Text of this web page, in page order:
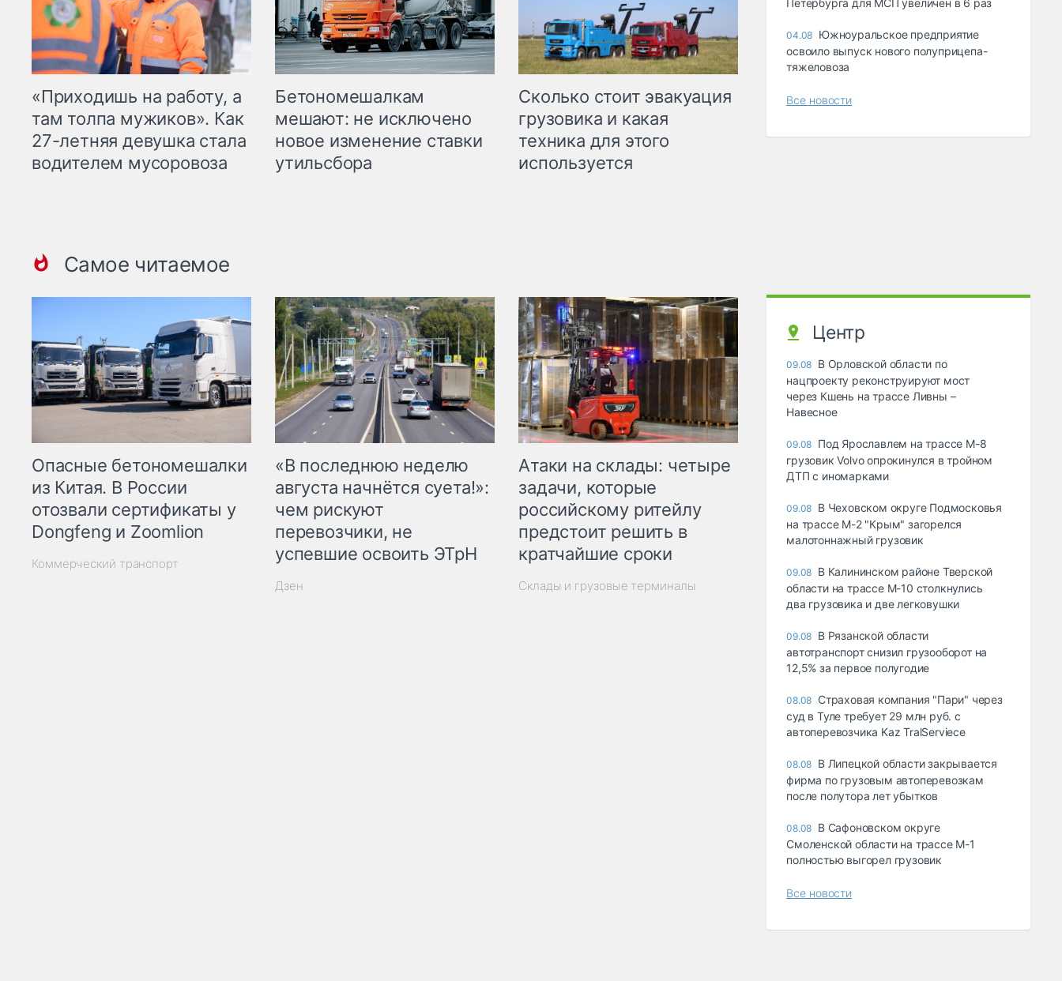
«Приходишь на работу, а
там толпа мужиков». Как
27-летняя девушка стала
водителем мусоровоза
Бетономешалкам
мешают: не исключено
новое изменение ставки
утильсбора
Сколько стоит эвакуация
грузовика и какая
техника для этого
используется
Самое читаемое
Опасные бетономешалки
из Китая. В России
отозвали сертификаты у
Dongfeng и Zoomlion
Коммерческий транспорт
«В последнюю неделю
августа начнётся суета!»:
чем рискуют
перевозчики, не
успевшие освоить ЭТрН
Дзен
Атаки на склады: четыре
задачи, которые
российскому ритейлу
предстоит решить в
кратчайшие сроки
Склады и грузовые терминалы
Петербурга для МСП увеличен в 6 раз
04.08 Южноуральское предприятие
освоило выпуск нового полуприцепа-
тяжеловоза
Все новости
Центр
09.08 В Орловской области по
нацпроекту реконструируют мост
через Кшень на трассе Ливны –
Навесное
09.08 Под Ярославлем на трассе М-8
грузовик Volvo опрокинулся в тройном
ДТП с иномарками
09.08 В Чеховском округе Подмосковья
на трассе М-2 "Крым" загорелся
малотоннажный грузовик
09.08 В Калининском районе Тверской
области на трассе М-10 столкнулись
два грузовика и две легковушки
09.08 В Рязанской области
автотранспорт снизил грузооборот на
12,5% за первое полугодие
08.08 Страховая компания "Пари" через
суд в Туле требует 29 млн руб. с
автоперевозчика Kaz TralServiece
08.08 В Липецкой области закрывается
фирма по грузовым автоперевозкам
после полутора лет убытков
08.08 В Сафоновском округе
Смоленской области на трассе М-1
полностью выгорел грузовик
Все новости